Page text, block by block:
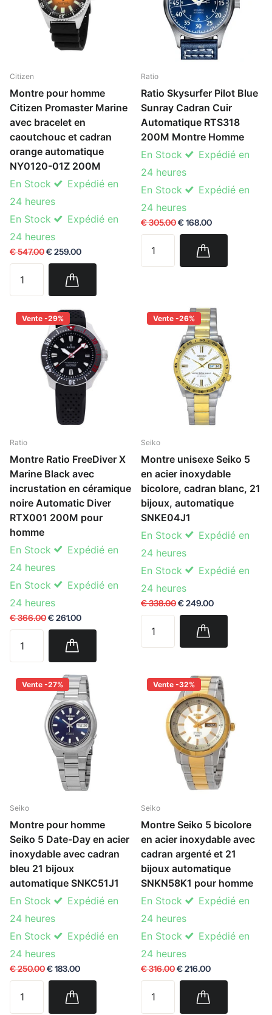
Citizen
Montre pour homme
Citizen Promaster Marine
avec bracelet en
caoutchouc et cadran
orange automatique
NY0120-01Z 200M
En Stock
Expédié en
24 heures
En Stock
Expédié en
24 heures
€ 547.00€ 259.00
Ratio
Ratio Skysurfer Pilot Blue
Sunray Cadran Cuir
Automatique RTS318
200M Montre Homme
En Stock
Expédié en
24 heures
En Stock
Expédié en
24 heures
€ 305.00€ 168.00
Vente -29%
Ratio
Montre Ratio FreeDiver X
Marine Black avec
incrustation en céramique
noire Automatic Diver
RTX001 200M pour
homme
En Stock
Expédié en
24 heures
En Stock
Expédié en
24 heures
€ 366.00€ 261.00
Vente -26%
Seiko
Montre unisexe Seiko 5
en acier inoxydable
bicolore, cadran blanc, 21
bijoux, automatique
SNKE04J1
En Stock
Expédié en
24 heures
En Stock
Expédié en
24 heures
€ 338.00€ 249.00
Vente -27%
Seiko
Montre pour homme
Seiko 5 Date-Day en acier
inoxydable avec cadran
bleu 21 bijoux
automatique SNKC51J1
En Stock
Expédié en
24 heures
En Stock
Expédié en
24 heures
€ 250.00€ 183.00
Vente -32%
Seiko
Montre Seiko 5 bicolore
en acier inoxydable avec
cadran argenté et 21
bijoux automatique
SNKN58K1 pour homme
En Stock
Expédié en
24 heures
En Stock
Expédié en
24 heures
€ 316.00€ 216.00